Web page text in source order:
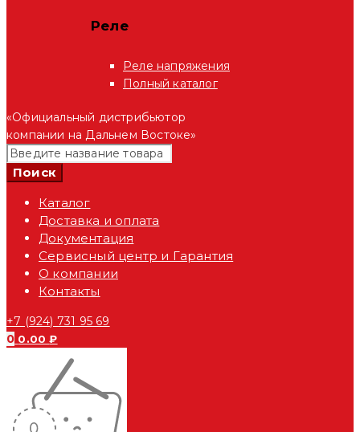
Реле
Реле напряжения
Полный каталог
«Официальный дистрибьютор
компании на Дальнем Востоке»
Каталог
Доставка и оплата
Документация
Сервисный центр и Гарантия
О компании
Контакты
+7 (924) 731 95 69
0 0.00₽